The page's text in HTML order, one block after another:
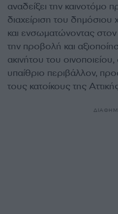
αναδείξει την καινοτόμο
διαχείριση του
και ενσωματώνοντας
την προβολή και
ακινήτου του
υπαίθριο περιβάλλον,
τους κατοίκους της